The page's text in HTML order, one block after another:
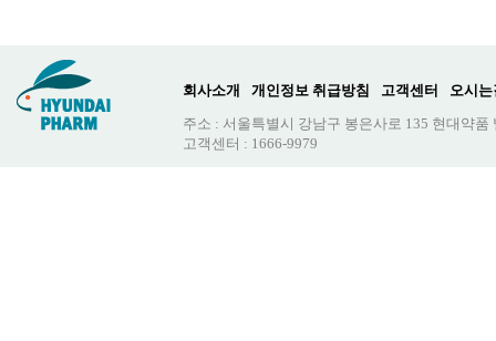
회사소개 개인정보 취급방침 고객센터
오시는
주소 : 서울특별시 강남구 봉은사로 135 현대약품
고객센터 : 1666-9979